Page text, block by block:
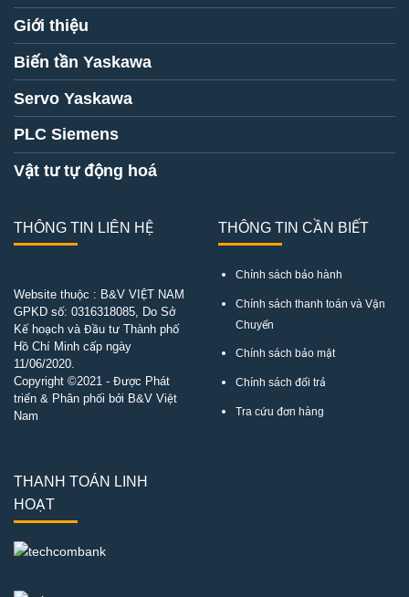
Giới thiệu
Biến tần Yaskawa
Servo Yaskawa
PLC Siemens
Vật tư tự động hoá
THÔNG TIN LIÊN HỆ
Website thuộc : B&V VIỆT NAM
GPKD số: 0316318085, Do Sở
Kế hoạch và Đầu tư Thành phố
Hồ Chí Minh cấp ngày
11/06/2020.
Copyright ©2021 - Được Phát
triển & Phân phối bởi B&V Việt
Nam
THÔNG TIN CẦN BIẾT
Chính sách bảo hành
Chính sách thanh toán và Vận
Chuyển
Chính sách bảo mật
Chính sách đổi trả
Tra cứu đơn hàng
THANH TOÁN LINH
HOẠT